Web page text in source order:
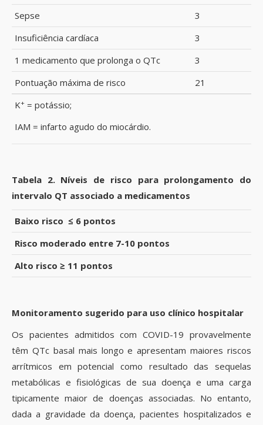
Sepse
3
Insuficiência cardíaca
3
1 medicamento que prolonga o QTc
3
Pontuação máxima de risco
21
K+ = potássio;
IAM = infarto agudo do miocárdio.
Tabela 2. Níveis de risco para prolongamento do
intervalo QT associado a medicamentos
Baixo risco ≤ 6 pontos
Risco moderado entre 7-10 pontos
Alto risco ≥ 11 pontos
Monitoramento sugerido para uso clínico hospitalar
Os pacientes admitidos com COVID-19 provavelmente
têm QTc basal mais longo e apresentam maiores riscos
arrítmicos em potencial como resultado das sequelas
metabólicas e fisiológicas de sua doença e uma carga
tipicamente maior de doenças associadas. No entanto,
dada a gravidade da doença, pacientes hospitalizados e